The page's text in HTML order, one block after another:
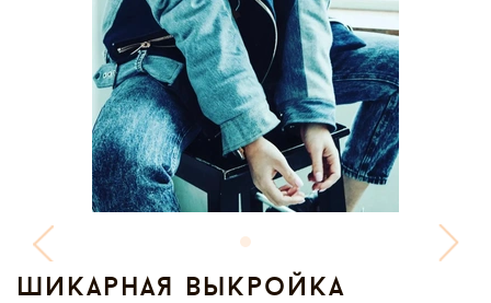
шикарная выкройка